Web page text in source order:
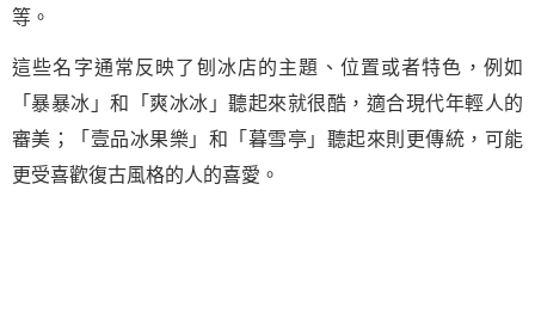
等。
這些名字通常反映了刨冰店的主題、位置或者特色，例如
「暴暴冰」和「爽冰冰」聽起來就很酷，適合現代年輕人的
審美；「壹品冰果樂」和「暮雪亭」聽起來則更傳統，可能
更受喜歡復古風格的人的喜愛。